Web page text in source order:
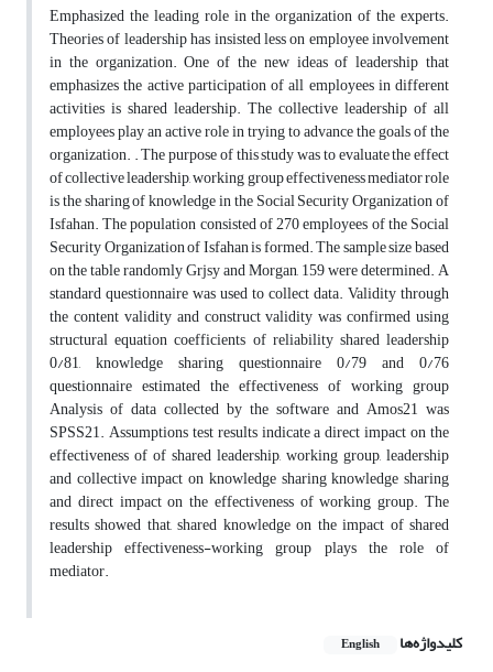
Emphasized the leading role in the organization of the experts.
Theories of leadership has insisted less on employee involvement
in the organization. One of the new ideas of leadership that
emphasizes the active participation of all employees in different
activities is shared leadership. The collective leadership of all
employees play an active role in trying to advance the goals of the
organization. . The purpose of this study was to evaluate the effect
of collective leadership, working group effectiveness mediator role
is the sharing of knowledge in the Social Security Organization of
Isfahan. The population consisted of 270 employees of the Social
Security Organization of Isfahan is formed. The sample size based
on the table randomly Grjsy and Morgan, 159 were determined. A
standard questionnaire was used to collect data. Validity through
the content validity and construct validity was confirmed using
structural equation coefficients of reliability shared leadership
0/81, knowledge sharing questionnaire 0/79 and 0/76
questionnaire estimated the effectiveness of working group
Analysis of data collected by the software and Amos21 was
SPSS21. Assumptions test results indicate a direct impact on the
effectiveness of of shared leadership, working group, leadership
and collective impact on knowledge sharing knowledge sharing
and direct impact on the effectiveness of working group. The
results showed that, shared knowledge on the impact of shared
leadership effectiveness-working group plays the role of
mediator.
کلیدواژه‌ها English